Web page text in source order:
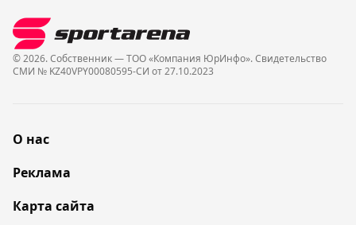
© 2026. Собственник — ТОО «Компания ЮрИнфо». Cвидетельство
СМИ № KZ40VPY00080595-СИ от 27.10.2023
О нас
Реклама
Карта сайта